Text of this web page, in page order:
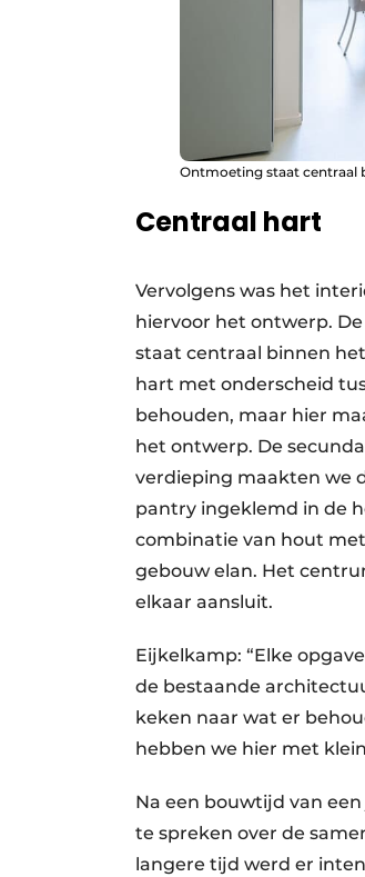
Ontmoeting staat centraal
Centraal hart
Vervolgens was het
hiervoor het ontwerp.
staat centraal binnen
hart met onderscheid
behouden, maar hier
het ontwerp. De
verdieping maakten we
pantry ingeklemd in de
combinatie van hout
gebouw elan. Het
elkaar aansluit.
Eijkelkamp: “Elke
de bestaande
keken naar wat er
hebben we hier met
Na een bouwtijd van
te spreken over de
langere tijd werd er